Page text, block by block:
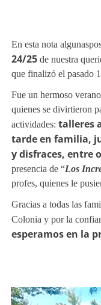
24/25
talleres
tarde en familia,
y disfraces, entre
Los
esperamos en la